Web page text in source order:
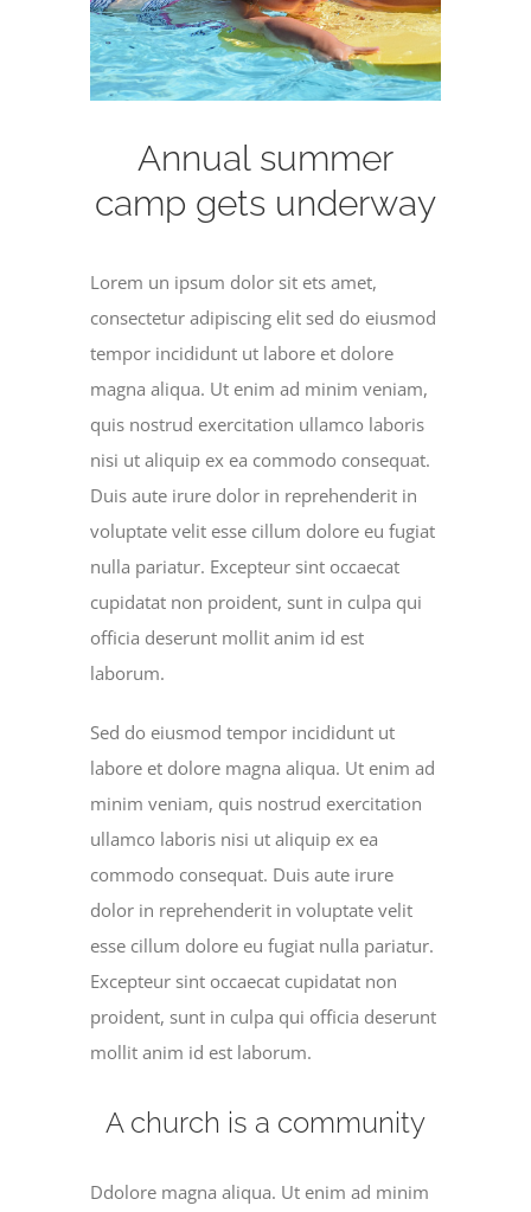
Annual summer
camp gets underway
Lorem un ipsum dolor sit ets amet,
consectetur adipiscing elit sed do eiusmod
tempor incididunt ut labore et dolore
magna aliqua. Ut enim ad minim veniam,
quis nostrud exercitation ullamco laboris
nisi ut aliquip ex ea commodo consequat.
Duis aute irure dolor in reprehenderit in
voluptate velit esse cillum dolore eu fugiat
nulla pariatur. Excepteur sint occaecat
cupidatat non proident, sunt in culpa qui
officia deserunt mollit anim id est
laborum.
Sed do eiusmod tempor incididunt ut
labore et dolore magna aliqua. Ut enim ad
minim veniam, quis nostrud exercitation
ullamco laboris nisi ut aliquip ex ea
commodo consequat. Duis aute irure
dolor in reprehenderit in voluptate velit
esse cillum dolore eu fugiat nulla pariatur.
Excepteur sint occaecat cupidatat non
proident, sunt in culpa qui officia deserunt
mollit anim id est laborum.
A church is a community
Ddolore magna aliqua. Ut enim ad minim